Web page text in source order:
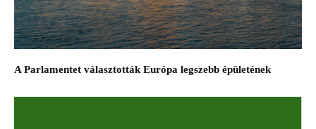
A Parlamentet választották Európa legszebb épületének